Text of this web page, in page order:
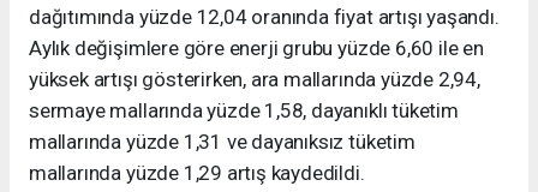
dağıtımında yüzde 12,04 oranında fiyat artışı yaşandı.
Aylık değişimlere göre enerji grubu yüzde 6,60 ile en
yüksek artışı gösterirken, ara mallarında yüzde 2,94,
sermaye mallarında yüzde 1,58, dayanıklı tüketim
mallarında yüzde 1,31 ve dayanıksız tüketim
mallarında yüzde 1,29 artış kaydedildi.